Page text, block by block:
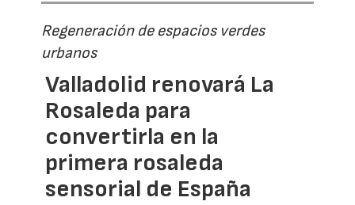
Regeneración de espacios verdes
urbanos
Valladolid renovará La
Rosaleda para
convertirla en la
primera rosaleda
sensorial de España